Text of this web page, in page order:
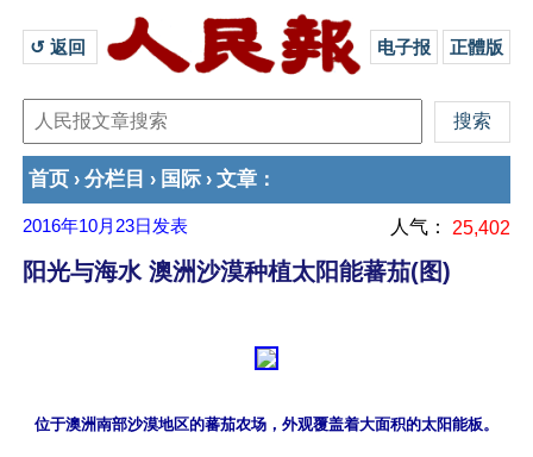
↺ 返回 电子报 正體版
首页 › 分栏目 › 国际 › 文章 ：
2016年10月23日 发表 人气： 25,402
阳光与海水 澳洲沙漠种植太阳能蕃茄(图)